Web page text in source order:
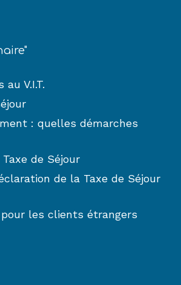
V.I.T.
: quelles démarches
de Séjour
de la Taxe de Séjour
les clients étrangers